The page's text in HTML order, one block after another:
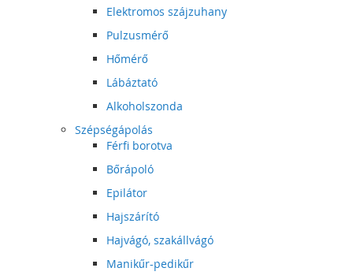
Elektromos szájzuhany
Pulzusmérő
Hőmérő
Lábáztató
Alkoholszonda
Szépségápolás
Férfi borotva
Bőrápoló
Epilátor
Hajszárító
Hajvágó, szakállvágó
Manikűr-pedikűr